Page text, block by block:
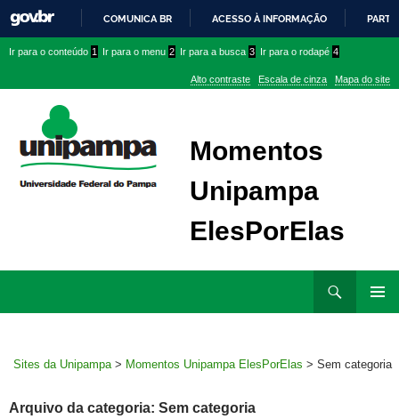
PARA
CONTEÚDO
COMUNICA BR ACESSO À INFORMAÇÃO
conteúdo
menu
superior
menu
Ir para o conteúdo 1 Ir para o menu 2 Ir para a busca 3 Ir para o rodapé 4
Alto contraste Escala de cinza Mapa do site
Momentos
Unipampa
ElesPorElas
Sites da Unipampa > Momentos Unipampa ElesPorElas > Sem categoria
Arquivo da categoria: Sem categoria